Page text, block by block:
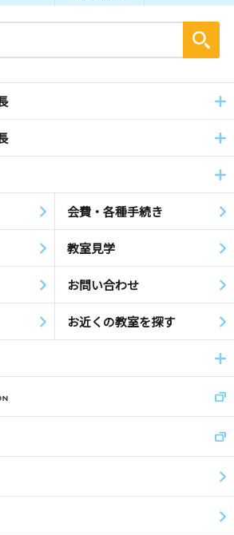
会費・各種手続き
教室見学
お問い合わせ
お近くの教室を探す